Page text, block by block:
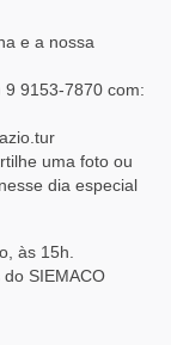
e a nossa
9153-7870 com:
uma foto ou
dia especial
às 15h.
SIEMACO